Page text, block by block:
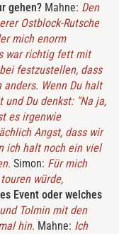
gehen? Mahne: Den
Ostblock-Rutsche
mich enorm
war richtig fett mit
festzustellen, dass
Wenn Du halt
und Du denkst: "Na ja,
es irgenwie
Angst, dass wir
ich halt noch ein viel
Simon: Für mich
würde,
Event oder welches
Tolmin mit den
hin. Mahne: Ich